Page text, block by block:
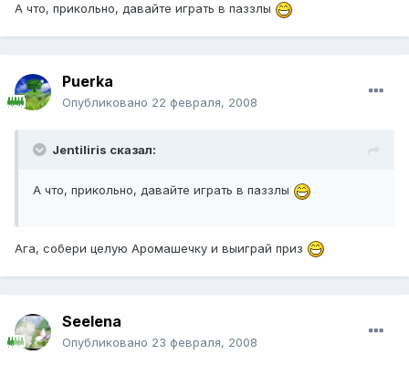
А что, прикольно, давайте играть в паззлы
Puerka
Опубликовано 22 февраля, 2008
Jentiliris сказал:
А что, прикольно, давайте играть в паззлы
Ага, собери целую Аромашечку и выиграй приз
Seelena
Опубликовано 23 февраля, 2008